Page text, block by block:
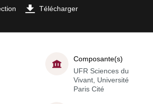
Télécharger
Composante(s)
UFR Sciences du
Vivant, Université
Paris Cité